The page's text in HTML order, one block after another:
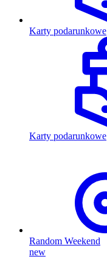
Karty podarunkowe
Karty podarunkowe
Random Weekend
new